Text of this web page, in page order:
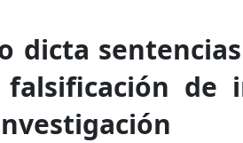
dicta
de